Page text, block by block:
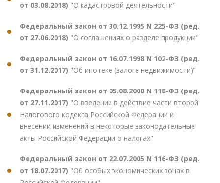
от 03.08.2018) "О кадастровой деятельности"
Федеральный закон от 30.12.1995 N 225-ФЗ (ред.
от 27.06.2018) "О соглашениях о разделе продукции"
Федеральный закон от 16.07.1998 N 102-ФЗ (ред.
от 31.12.2017) "Об ипотеке (залоге недвижимости)"
Федеральный закон от 05.08.2000 N 118-ФЗ (ред.
от 27.11.2017) "О введении в действие части второй
Налогового кодекса Российской Федерации и
внесении изменений в некоторые законодательные
акты Российской Федерации о налогах"
Федеральный закон от 22.07.2005 N 116-ФЗ (ред.
от 18.07.2017) "Об особых экономических зонах в